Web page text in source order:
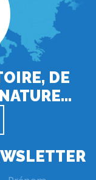
DE